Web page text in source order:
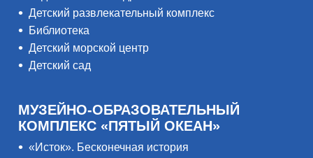
Детский развлекательный комплекс
Библиотека
Детский морской центр
Детский сад
МУЗЕЙНО-ОБРАЗОВАТЕЛЬНЫЙ
КОМПЛЕКС «ПЯТЫЙ ОКЕАН»
«Исток». Бесконечная история